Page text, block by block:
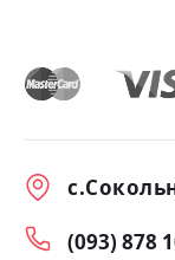
(093) 878